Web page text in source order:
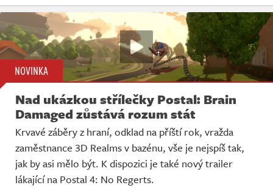
NOVINKA
Nad ukázkou střílečky Postal: Brain
Damaged zůstává rozum stát
Krvavé záběry z hraní, odklad na příští rok, vražda
zaměstnance 3D Realms v bazénu, vše je nejspíš tak,
jak by asi mělo být. K dispozici je také nový trailer
lákající na Postal 4: No Regerts.